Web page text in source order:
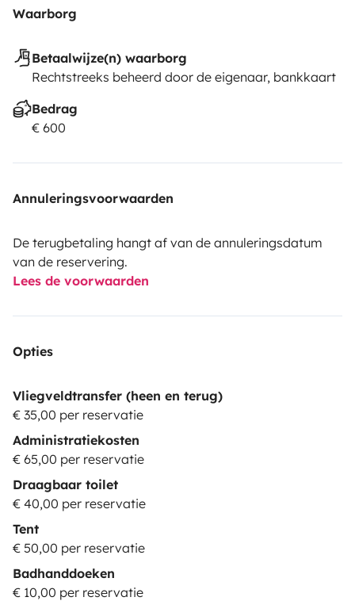
Waarborg
Betaalwijze(n) waarborg
Rechtstreeks beheerd door de eigenaar, bankkaart
Bedrag
€ 600
Annuleringsvoorwaarden
De terugbetaling hangt af van de annuleringsdatum
van de reservering.
Lees de voorwaarden
Opties
Vliegveldtransfer (heen en terug)
€ 35,00 per reservatie
Administratiekosten
€ 65,00 per reservatie
Draagbaar toilet
€ 40,00 per reservatie
Tent
€ 50,00 per reservatie
Badhanddoeken
€ 10,00 per reservatie